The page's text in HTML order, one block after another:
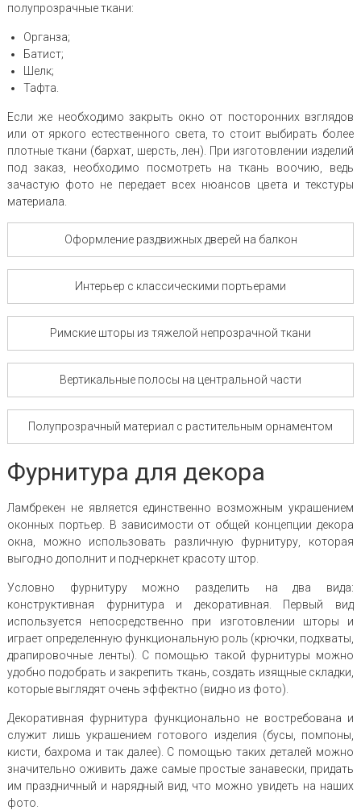
полупрозрачные ткани:
Органза;
Батист;
Шелк;
Тафта.
Если же необходимо закрыть окно от посторонних взглядов
или от яркого естественного света, то стоит выбирать более
плотные ткани (бархат, шерсть, лен). При изготовлении изделий
под заказ, необходимо посмотреть на ткань воочию, ведь
зачастую фото не передает всех нюансов цвета и текстуры
материала.
Оформление раздвижных дверей на балкон
Интерьер с классическими портьерами
Римские шторы из тяжелой непрозрачной ткани
Вертикальные полосы на центральной части
Полупрозрачный материал с растительным орнаментом
Фурнитура для декора
Ламбрекен не является единственно возможным украшением
оконных портьер. В зависимости от общей концепции декора
окна, можно использовать различную фурнитуру, которая
выгодно дополнит и подчеркнет красоту штор.
Условно фурнитуру можно разделить на два вида:
конструктивная фурнитура и декоративная. Первый вид
используется непосредственно при изготовлении шторы и
играет определенную функциональную роль (крючки, подхваты,
драпировочные ленты). С помощью такой фурнитуры можно
удобно подобрать и закрепить ткань, создать изящные складки,
которые выглядят очень эффектно (видно из фото).
Декоративная фурнитура функционально не востребована и
служит лишь украшением готового изделия (бусы, помпоны,
кисти, бахрома и так далее). С помощью таких деталей можно
значительно оживить даже самые простые занавески, придать
им праздничный и нарядный вид, что можно увидеть на наших
фото.